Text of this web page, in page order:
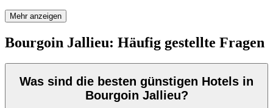
Mehr anzeigen
Bourgoin Jallieu: Häufig gestellte Fragen
Was sind die besten günstigen Hotels in
Bourgoin Jallieu?